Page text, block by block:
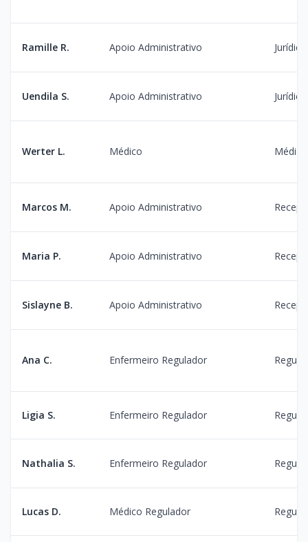
Ramille R. Apoio Administrativo Jurídico
Uendila S. Apoio Administrativo Jurídico
Werter L. Médico
Marcos M. Apoio Administrativo
Maria P. Apoio Administrativo
Sislayne B. Apoio Administrativo
Ana C. Enfermeiro Regulador
Ligia S. Enfermeiro Regulador
Nathalia S. Enfermeiro Regulador
Lucas D. Médico Regulador